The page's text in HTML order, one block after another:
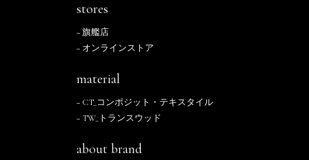
stores
− 旗艦店
− オンラインストア
material
− CT_コンポジット・テキスタイル
− TW_トランスウッド
about brand